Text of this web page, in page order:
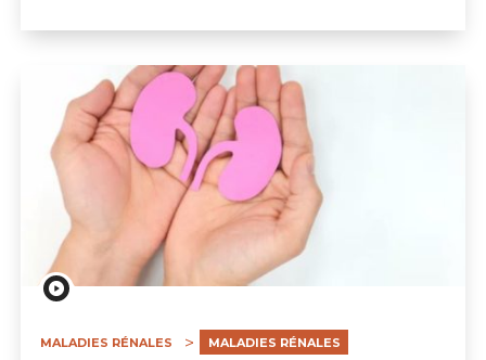
MALADIES RÉNALES MALADIES RÉNALES